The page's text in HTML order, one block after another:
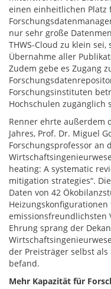
einen einheitlichen Platz
nur sehr große
THWS-Cloud zu klein sei,
Übernahme aller
Zudem gebe es Zugang
Forschungsinstituten
Hochschulen zugänglich
Renner ehrte außerdem
Jahres, Prof. Dr. Miguel
Forschungsprofessor an
heating: A systematic
mitigation strategies“.
Daten von 42
emissionsfreundlichsten
Ehrung sprang der
der Preisträger selbst
befand.
Mehr Kapazität für